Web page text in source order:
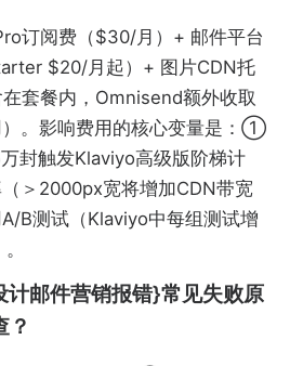
订阅费（$30/月）+ 邮件平台
$20/月起）+ 图片CDN托
套餐内，Omnisend额外收取
。影响费用的核心变量是：①
封触发Klaviyo高级版阶梯计
＞2000px宽将增加CDN带宽
B测试（Klaviyo中每组测试增
邮件营销报错}常见失败原
？